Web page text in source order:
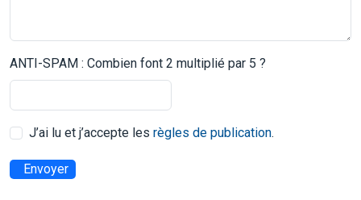
ANTI-SPAM : Combien font 2 multiplié par 5 ?
J’ai lu et j’accepte les règles de publication.
Envoyer